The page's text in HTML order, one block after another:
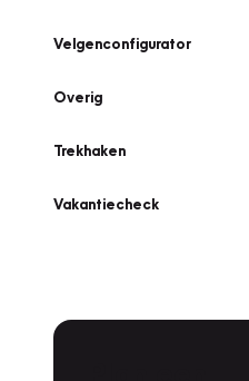
Velgenconfigurator
Overig
Trekhaken
Vakantiecheck